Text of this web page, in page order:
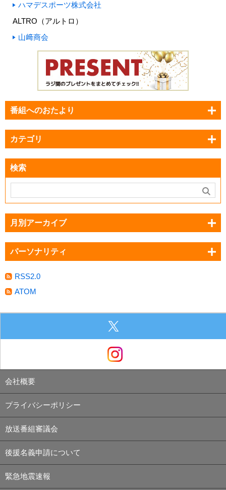
ハマデスポーツ株式会社
ALTRO（アルトロ）
山﨑商会
番組へのおたより
カテゴリ
検索
月別アーカイブ
パーソナリティ
RSS2.0
ATOM
会社概要
プライバシーポリシー
放送番組審議会
後援名義申請について
緊急地震速報